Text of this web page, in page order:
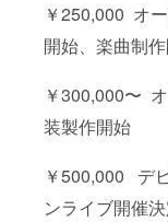
￥250,000 オ
開始、楽曲制
￥300,000〜
装製作開始
￥500,000 デ
ンライブ開催